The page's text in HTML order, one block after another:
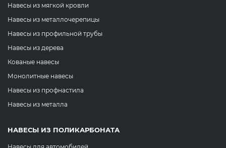
Навесы из мягкой кровли
Навесы из металлочерепицы
Навесы из профильной трубы
Навесы из дерева
Кованые навесы
Монолитные навесы
Навесы из профнастила
Навесы из металла
НАВЕСЫ ИЗ ПОЛИКАРБОНАТА